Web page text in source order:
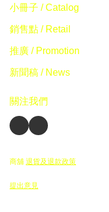
小冊子 / Catalog
銷售點 / Retail
推廣 / Promotion
新聞稿 / News
關注我們
商舖 退貨及退款政策
提出意見